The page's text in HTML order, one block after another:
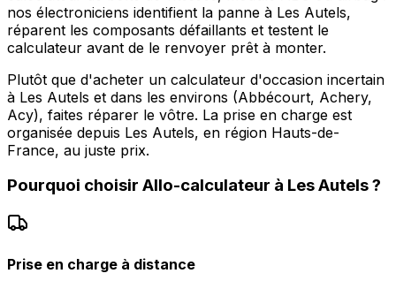
nos électroniciens identifient la panne à Les Autels,
réparent les composants défaillants et testent le
calculateur avant de le renvoyer prêt à monter.
Plutôt que d'acheter un calculateur d'occasion incertain
à Les Autels et dans les environs (Abbécourt, Achery,
Acy), faites réparer le vôtre. La prise en charge est
organisée depuis Les Autels, en région Hauts-de-
France, au juste prix.
Pourquoi choisir Allo-calculateur à Les Autels?
Prise en charge à distance